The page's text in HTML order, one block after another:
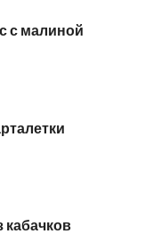
с малиной
кабачков